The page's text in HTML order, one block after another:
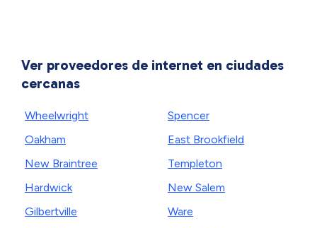
Ver proveedores de internet en ciudades
cercanas
Wheelwright
Oakham
New Braintree
Hardwick
Gilbertville
Spencer
East Brookfield
Templeton
New Salem
Ware